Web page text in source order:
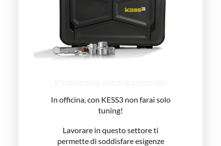
In officina, con KESS3 non farai solo
tuning!
Lavorare in questo settore ti
permette di soddisfare esigenze